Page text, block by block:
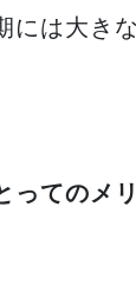
には大き
ってのメ